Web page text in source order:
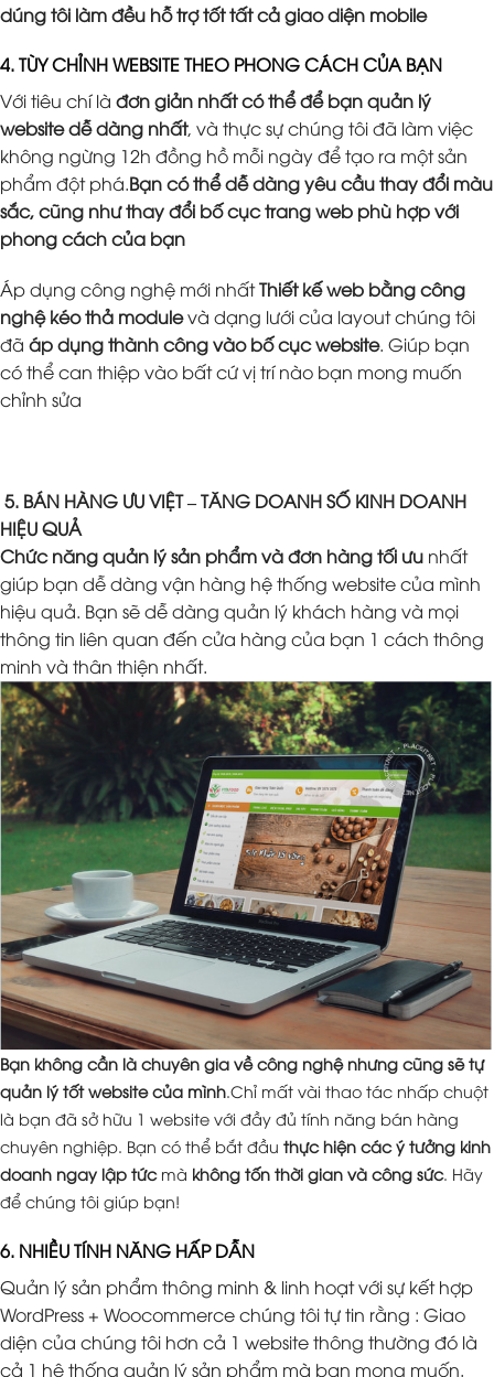
dúng tôi làm đều hỗ trợ tốt tất cả giao diện mobile
4. TÙY CHỈNH WEBSITE THEO PHONG CÁCH CỦA BẠN
Với tiêu chí là đơn giản nhất có thể để bạn quản lý
website dễ dàng nhất, và thực sự chúng tôi đã làm việc
không ngừng 12h đồng hồ mỗi ngày để tạo ra một sản
phẩm đột phá.Bạn có thể dễ dàng yêu cầu thay đổi màu
sắc, cũng như thay đổi bố cục trang web phù hợp với
phong cách của bạn
Áp dụng công nghệ mới nhấtThiết kế web bằng công
nghệ kéo thả modulevà dạng lưới của layout chúng tôi
đã áp dụng thành công vào bố cục website. Giúp bạn
có thể can thiệp vào bất cứ vị trí nào bạn mong muốn
chỉnh sửa
5. BÁN HÀNG ƯU VIỆT – TĂNG DOANH SỐ KINH DOANH
HIỆU QUẢ
Chức năng quản lý sản phẩm và đơn hàng tối ưu nhất
giúp bạn dễ dàng vận hàng hệ thống website của mình
hiệu quả. Bạn sẽ dễ dàng quản lý khách hàng và mọi
thông tin liên quan đến cửa hàng của bạn 1 cách thông
minh và thân thiện nhất.
Bạn không cần là chuyên gia về công nghệ nhưng cũng sẽ tự
quản lý tốt website của mình .Chỉ mất vài thao tác nhấp chuột
là bạn đã sở hữu 1 website với đầy đủ tính năng bán hàng
chuyên nghiệp. Bạn có thể bắt đầu thực hiện các ý tưởng kinh
doanh ngay lập tứcmà không tốn thời gian và công sức. Hãy
để chúng tôi giúp bạn!
6. NHIỀU TÍNH NĂNG HẤP DẪN
Quản lý sản phẩm thông minh & linh hoạt với sự kết hợp
WordPress + Woocommerce chúng tôi tự tin rằng : Giao
diện của chúng tôi hơn cả 1 website thông thường đó là
cả 1 hệ thống quản lý sản phẩm mà bạn mong muốn.